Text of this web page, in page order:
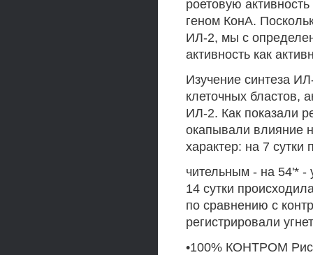
роетовую
геном КонА.
ИЛ-2, мы с
активность как
Изучение синтеза
клеточных бластов,
ИЛ-2. Как показали
окапывали влияние
характер: на 7 сутки
чительным - на 54'* -
14 сутки
по сравнению с
регистрировали
•100% КОНТРОМ